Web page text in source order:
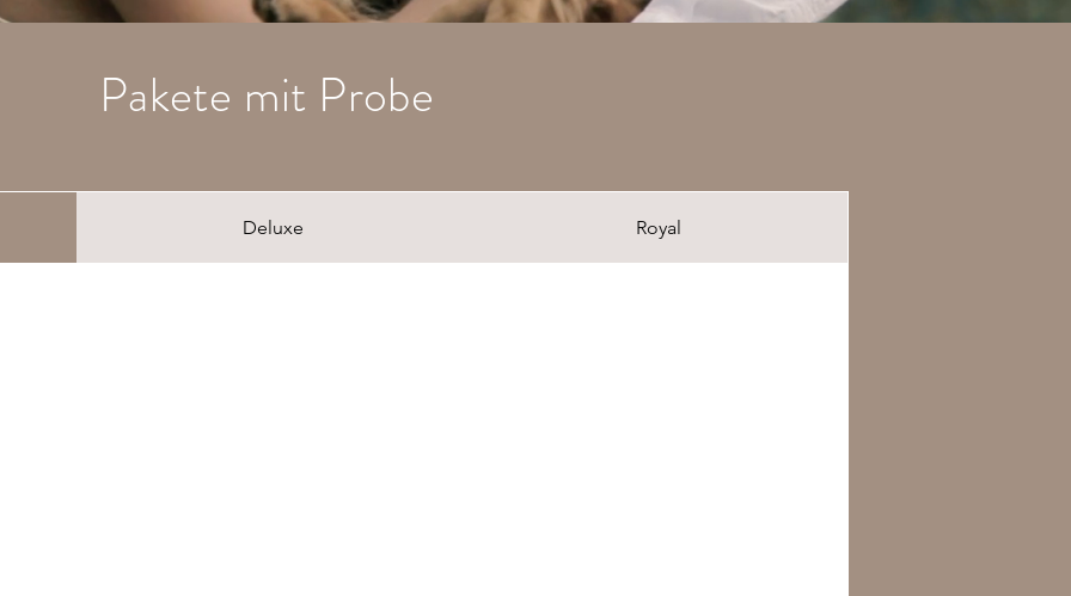
Pakete mit Probe
Deluxe Royal